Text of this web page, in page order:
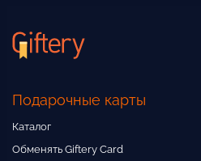
Подарочные карты
Каталог
Обменять Giftery Card